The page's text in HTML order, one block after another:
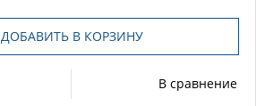
ДОБАВИТЬ В КОРЗИНУ
В сравнение